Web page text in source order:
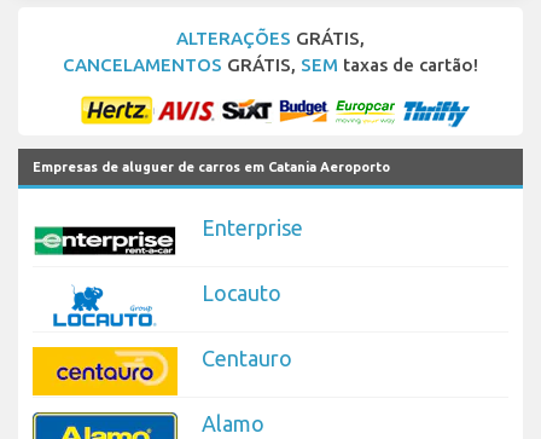
ALTERAÇÕES GRÁTIS,
CANCELAMENTOS GRÁTIS, SEM taxas de cartão!
Empresas de aluguer de carros em Catania Aeroporto
Enterprise
Locauto
Centauro
Alamo